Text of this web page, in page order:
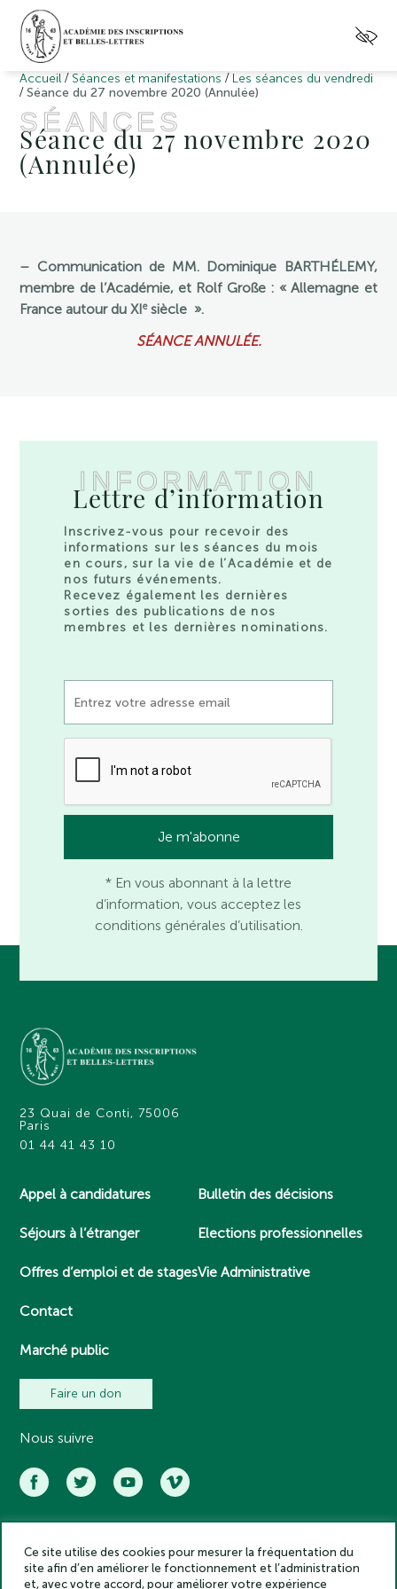
Accueil / Séances et manifestations / Les séances du vendredi
/Séance du 27 novembre 2020 (Annulée)
SÉANCES
Séance du 27 novembre 2020
(Annulée)
– Communication de MM. Dominique BARTHÉLEMY,
membre de l’Académie, et Rolf Große : « Allemagne et
France autour du XIesiècle ».
SÉANCE ANNULÉE.
INFORMATION
Lettre d’information
Inscrivez-vous pour recevoir des
informations sur les séances du mois
en cours, sur la vie de l’Académie et de
nos futurs événements.
Recevez également les dernières
sorties des publications de nos
membres et les dernières nominations.
* En vous abonnant à la lettre
d’information, vous acceptez les
conditions générales d’utilisation.
23 Quai de Conti, 75006
Paris
01 44 41 43 10
Appel à candidatures
Séjours à l’étranger
Offres d’emploi et de stages
Contact
Marché public
Bulletin des décisions
Elections professionnelles
Vie Administrative
Faire un don
Nous suivre
Académie des inscriptions et belles lettres – Tous droits réservés
2025
Ce site utilise des cookies pour mesurer la fréquentation du
site afin d’en améliorer le fonctionnement et l’administration
et, avec votre accord, pour améliorer votre expérience